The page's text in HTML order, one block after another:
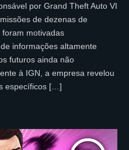
por Grand Theft Auto VI
de dezenas de
motivadas
informações altamente
futuros ainda não
à IGN, a empresa revelou
específicos […]